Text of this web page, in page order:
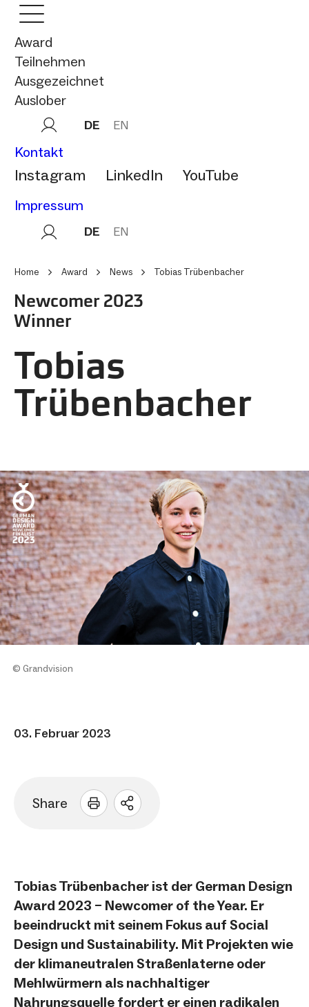
Award
Teilnehmen
Ausgezeichnet
Auslober
DE EN
Kontakt
Instagram LinkedIn YouTube
Impressum
DE EN
Home Award News Tobias Trübenbacher
Newcomer 2023
Winner
Tobias
Trübenbacher
© Grandvision
03. Februar 2023
Share
Sharing
Tobias Trübenbacher ist der German Design
Award 2023 – Newcomer of the Year. Er
beeindruckt mit seinem Fokus auf Social
Design und Sustainability. Mit Projekten wie
der klimaneutralen Straßenlaterne oder
Mehlwürmern als nachhaltiger
Nahrungsquelle fordert er einen radikalen